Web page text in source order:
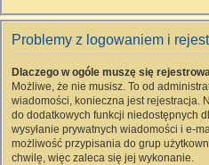
Problemy z logowaniem i
Dlaczego w ogóle muszę się
Możliwe, że nie musisz. To od
wiadomości, konieczna jest rejestracja.
do dodatkowych funkcji niedostępnych
wysyłanie prywatnych wiadomości i e-
możliwość przypisania do grup
chwilę, więc zaleca się jej wykonanie.